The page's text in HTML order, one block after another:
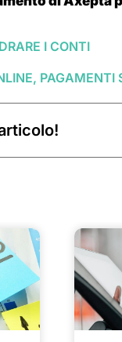
I CONTI
PAGAMENTI